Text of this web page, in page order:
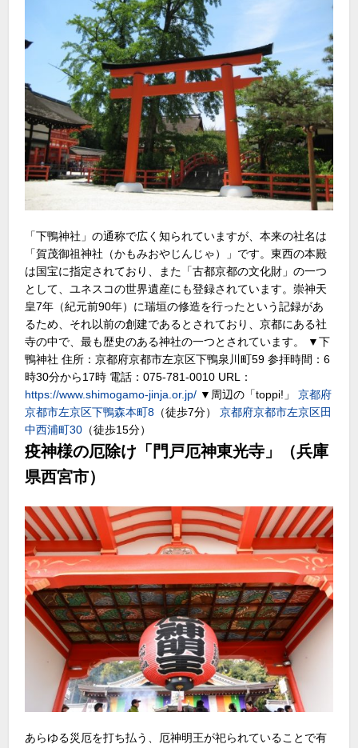
「下鴨神社」の通称で広く知られていますが、本来の社名は
「賀茂御祖神社（かもみおやじんじゃ）」です。東西の本殿
は国宝に指定されており、また「古都京都の文化財」の一つ
として、ユネスコの世界遺産にも登録されています。崇神天
皇7年（紀元前90年）に瑞垣の修造を行ったという記録があ
るため、それ以前の創建であるとされており、京都にある社
寺の中で、最も歴史のある神社の一つとされています。 ▼下
鴨神社 住所：京都府京都市左京区下鴨泉川町59 参拝時間：6
時30分から17時 電話：075-781-0010 URL：
https://www.shimogamo-jinja.or.jp/ ▼周辺の「toppi!」京都府
京都市左京区下鴨森本町8 （徒歩7分）京都府京都市左京区田
中西浦町30 （徒歩15分）
疫神様の厄除け「門戸厄神東光寺」（兵庫
県西宮市）
あらゆる災厄を打ち払う、厄神明王が祀られていることで有